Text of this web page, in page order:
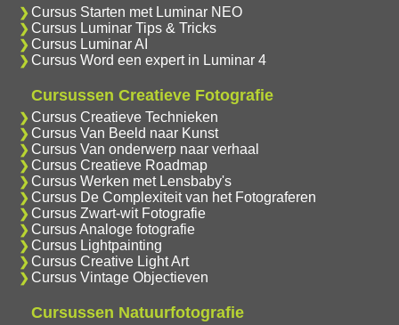
Cursus Starten met Luminar NEO
Cursus Luminar Tips & Tricks
Cursus Luminar AI
Cursus Word een expert in Luminar 4
Cursussen Creatieve Fotografie
Cursus Creatieve Technieken
Cursus Van Beeld naar Kunst
Cursus Van onderwerp naar verhaal
Cursus Creatieve Roadmap
Cursus Werken met Lensbaby's
Cursus De Complexiteit van het Fotograferen
Cursus Zwart-wit Fotografie
Cursus Analoge fotografie
Cursus Lightpainting
Cursus Creative Light Art
Cursus Vintage Objectieven
Cursussen Natuurfotografie